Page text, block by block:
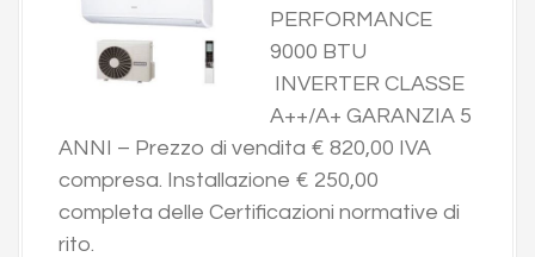
PERFORMANCE
9000 BTU
INVERTER CLASSE
A++/A+ GARANZIA 5
ANNI – Prezzo di vendita € 820,00 IVA
compresa. Installazione € 250,00
completa delle Certificazioni normative di
rito.